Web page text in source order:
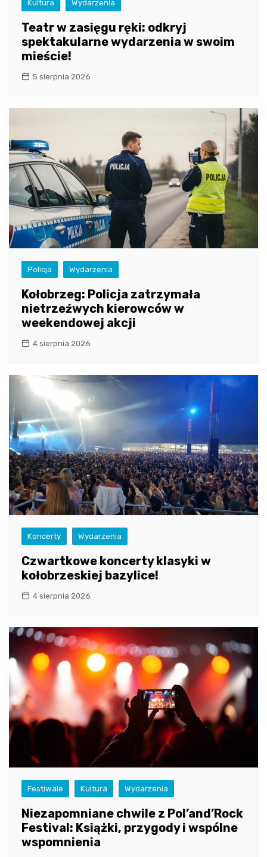
Kultura Wydarzenia
Teatr w zasięgu ręki: odkryj
spektakularne wydarzenia w swoim
mieście!
5 sierpnia 2026
Policja Wydarzenia
Kołobrzeg: Policja zatrzymała
nietrzeźwych kierowców w
weekendowej akcji
4 sierpnia 2026
Koncerty Wydarzenia
Czwartkowe koncerty klasyki w
kołobrzeskiej bazylice!
4 sierpnia 2026
Festiwale Kultura Wydarzenia
Niezapomniane chwile z Pol’and’Rock
Festival: Książki, przygody i wspólne
wspomnienia